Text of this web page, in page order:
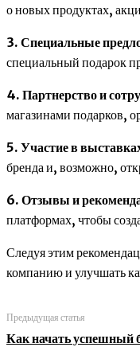
о новых продуктах,
3. Специальные
специальный подарок
4. Партнерство и
магазинами подарков,
5. Участие в
бренда и, возможно,
6. Отзывы и
платформах, чтобы
Следуя этим
компанию и улучшать
Предыдущая статья
Как начать успешный